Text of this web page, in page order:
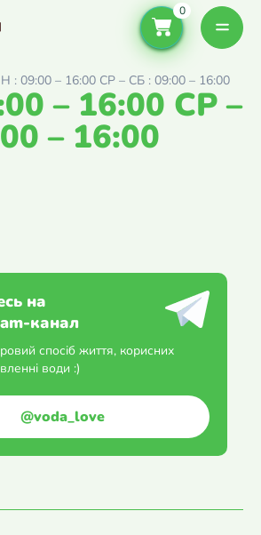
: 09:00 – 16:00 СР – СБ : 09:00 – 16:00
– 16:00 СР –
– 16:00
на
канал
спосіб життя, корисних
води :)
@voda_love